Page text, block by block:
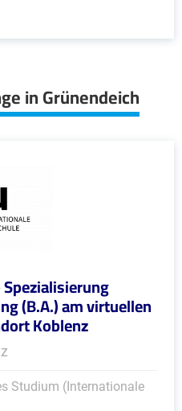
in Grünendeich
(B.A.) am virtuellen
Koblenz
Studium (Internationale